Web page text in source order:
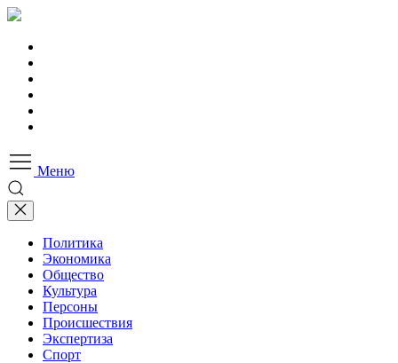
Меню
Политика
Экономика
Общество
Культура
Персоны
Происшествия
Экспертиза
Спорт